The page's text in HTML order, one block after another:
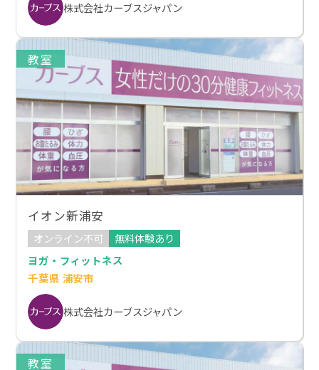
株式会社カーブスジャパン
教室
イオン新浦安
オンライン不可
無料体験あり
ヨガ・フィットネス
千葉県 浦安市
株式会社カーブスジャパン
教室